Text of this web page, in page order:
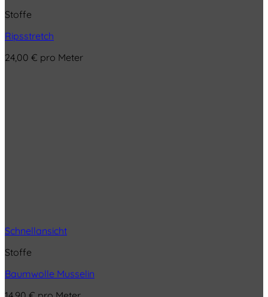
Stoffe
Ripsstretch
24,00 € pro Meter
Schnellansicht
Stoffe
Baumwolle Musselin